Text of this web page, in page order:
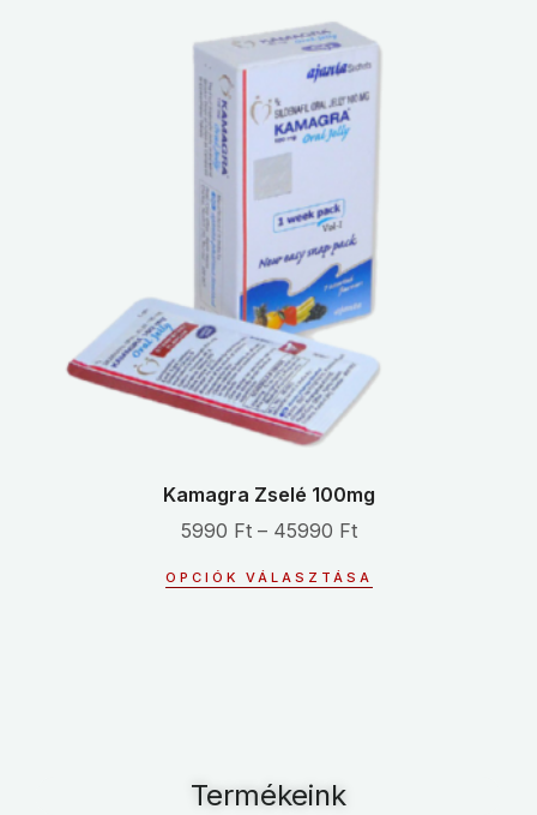
Kamagra Zselé 100mg
5990 Ft – 45990 Ft
OPCIÓK VÁLASZTÁSA
Termékeink